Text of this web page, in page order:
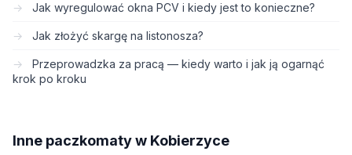
Jak wyregulować okna PCV i kiedy jest to konieczne?
Jak złożyć skargę na listonosza?
Przeprowadzka za pracą — kiedy warto i jak ją ogarnąć
krok po kroku
Inne paczkomaty w Kobierzyce